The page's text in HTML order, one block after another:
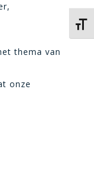
thema van
onze